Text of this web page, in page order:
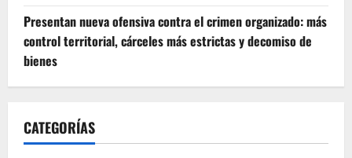
Presentan nueva ofensiva contra el crimen organizado: más
control territorial, cárceles más estrictas y decomiso de
bienes
CATEGORÍAS